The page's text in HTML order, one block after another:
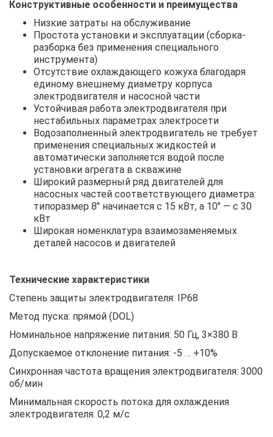
Конструктивные особенности и преимущества
Низкие затраты на обслуживание
Простота установки и эксплуатации (сборка-
разборка без применения специального
инструмента)
Отсутствие охлаждающего кожуха благодаря
единому внешнему диаметру корпуса
электродвигателя и насосной части
Устойчивая работа электродвигателя при
нестабильных параметрах электросети
Водозаполненный электродвигатель не требует
применения специальных жидкостей и
автоматически заполняется водой после
установки агрегата в скважине
Широкий размерный ряд двигателей для
насосных частей соответствующего диаметра:
типоразмер 8″ начинается с 15 кВт, а 10″ — с 30
кВт
Широкая номенклатура взаимозаменяемых
деталей насосов и двигателей
Технические характеристики
Степень защиты электродвигателя: IP68
Метод пуска: прямой (DOL)
Номинальное напряжение питания: 50 Гц, 3×380 В
Допускаемое отклонение питания: -5 … +10%
Синхронная частота вращения электродвигателя: 3000
об/мин
Минимальная скорость потока для охлаждения
электродвигателя: 0,2 м/с